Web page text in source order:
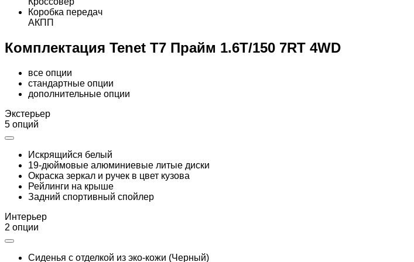
Коробка передач
АКПП
Комплектация Tenet T7 Прайм 1.6T/150 7RT 4WD
все опции
стандартные опции
дополнительные опции
Экстерьер
5 опций
Искрящийся белый
19-дюймовые алюминиевые литые диски
Окраска зеркал и ручек в цвет кузова
Рейлинги на крыше
Задний спортивный спойлер
Интерьер
2 опции
Сиденья с отделкой из эко-кожи (Черный)